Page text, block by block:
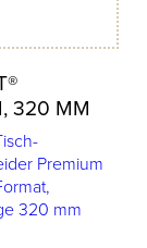
320 MM
Premium
320 mm